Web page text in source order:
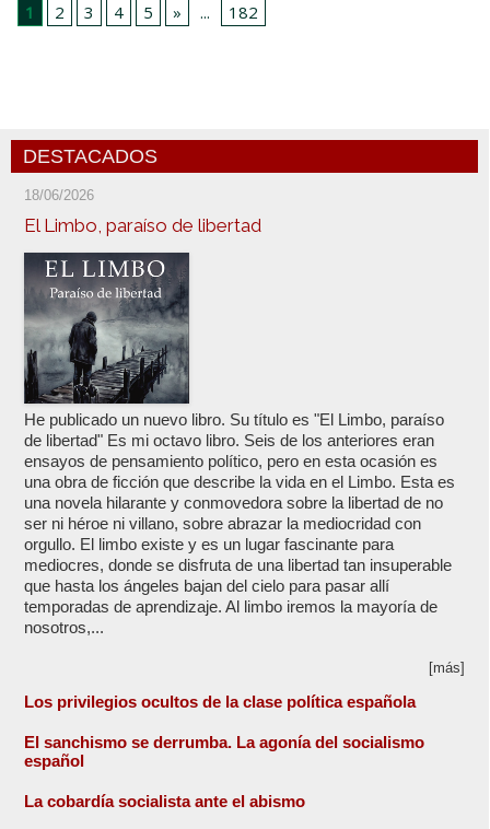
1
2 3 4 5 » ... 182
DESTACADOS
18/06/2026
El Limbo, paraíso de libertad
He publicado un nuevo libro. Su título es "El Limbo, paraíso
de libertad" Es mi octavo libro. Seis de los anteriores eran
ensayos de pensamiento político, pero en esta ocasión es
una obra de ficción que describe la vida en el Limbo. Esta es
una novela hilarante y conmovedora sobre la libertad de no
ser ni héroe ni villano, sobre abrazar la mediocridad con
orgullo. El limbo existe y es un lugar fascinante para
mediocres, donde se disfruta de una libertad tan insuperable
que hasta los ángeles bajan del cielo para pasar allí
temporadas de aprendizaje. Al limbo iremos la mayoría de
nosotros,...
[más]
Los privilegios ocultos de la clase política española
El sanchismo se derrumba. La agonía del socialismo
español
La cobardía socialista ante el abismo